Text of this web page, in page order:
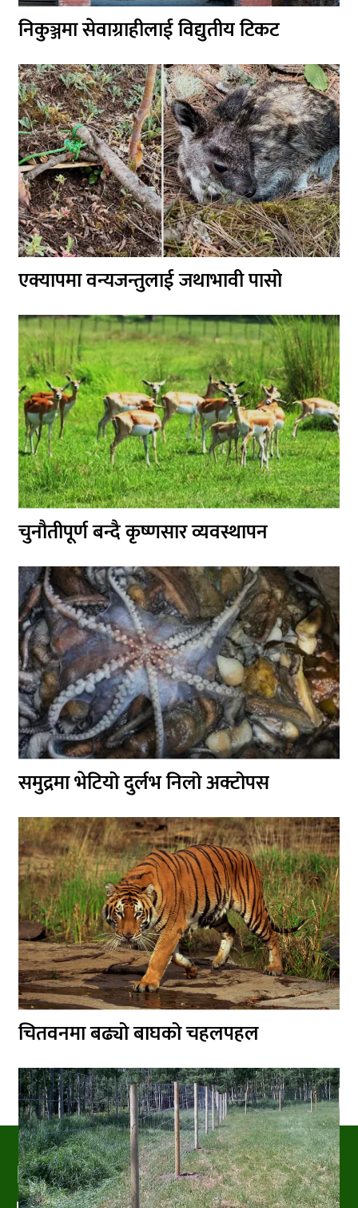
निकुञ्जमा सेवाग्राहीलाई विद्युतीय टिकट
एक्यापमा वन्यजन्तुलाई जथाभावी पासो
चुनौतीपूर्ण बन्दै कृष्णसार व्यवस्थापन
समुद्रमा भेटियो दुर्लभ निलो अक्टोपस
चितवनमा बढ्यो बाघको चहलपहल
PRAKRITIPRESS